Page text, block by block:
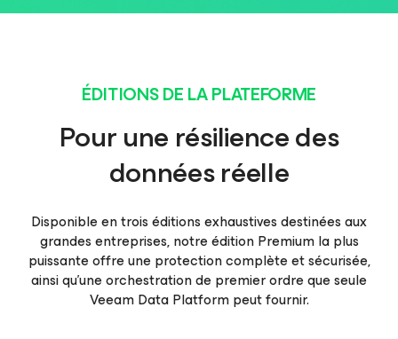
ÉDITIONS DE LA PLATEFORME
Pour une résilience des
données réelle
Disponible en trois éditions exhaustives destinées aux
grandes entreprises, notre édition Premium la plus
puissante offre une protection complète et sécurisée,
ainsi qu’une orchestration de premier ordre que seule
Veeam Data Platform peut fournir.